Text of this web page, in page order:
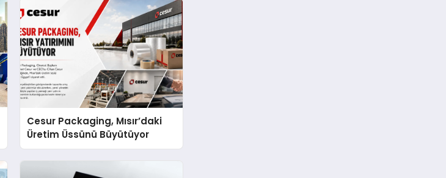
Cesur Packaging, Mısır’daki
Üretim Üssünü Büyütüyor